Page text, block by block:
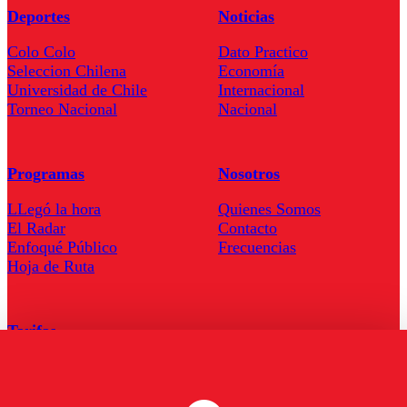
Deportes
Colo Colo
Seleccion Chilena
Universidad de Chile
Torneo Nacional
Noticias
Dato Practico
Economía
Internacional
Nacional
Programas
LLegó la hora
El Radar
Enfoqué Público
Hoja de Ruta
Nosotros
Quienes Somos
Contacto
Frecuencias
Tarifas